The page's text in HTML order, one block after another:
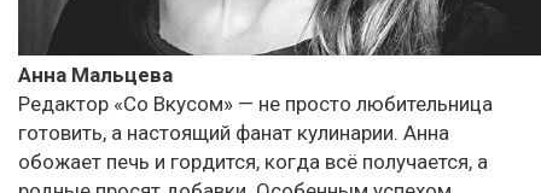
Анна Мальцева
Редактор «Со Вкусом» — не просто любительница
готовить, а настоящий фанат кулинарии. Анна
обожает печь и гордится, когда всё получается, а